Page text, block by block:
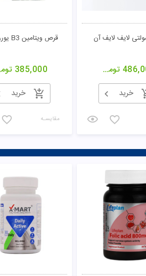
لایف لایف آن
تومان
خرید
قرص ویتامین B3 یوروویتال
385,000 تومان
خرید
مقایسـه